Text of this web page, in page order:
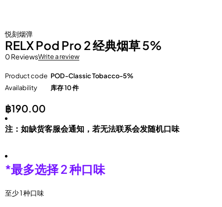
悦刻烟弹
RELX Pod Pro 2 经典烟草 5%
0 ReviewsWrite a review
Product code POD-Classic Tobacco-5%
Availability
库存 10 件
฿190.00
注：如缺货客服会通知，若无法联系会发随机口味
*最多选择 2 种口味
至少 1 种口味